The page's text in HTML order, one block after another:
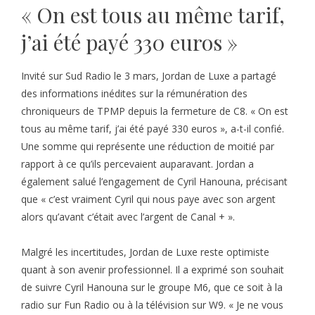
« On est tous au même tarif,
j’ai été payé 330 euros »
Invité sur Sud Radio le 3 mars, Jordan de Luxe a partagé
des informations inédites sur la rémunération des
chroniqueurs de TPMP depuis la fermeture de C8. « On est
tous au même tarif, j’ai été payé 330 euros », a-t-il confié.
Une somme qui représente une réduction de moitié par
rapport à ce qu’ils percevaient auparavant. Jordan a
également salué l’engagement de Cyril Hanouna, précisant
que « c’est vraiment Cyril qui nous paye avec son argent
alors qu’avant c’était avec l’argent de Canal + ».
Malgré les incertitudes, Jordan de Luxe reste optimiste
quant à son avenir professionnel. Il a exprimé son souhait
de suivre Cyril Hanouna sur le groupe M6, que ce soit à la
radio sur Fun Radio ou à la télévision sur W9. « Je ne vous